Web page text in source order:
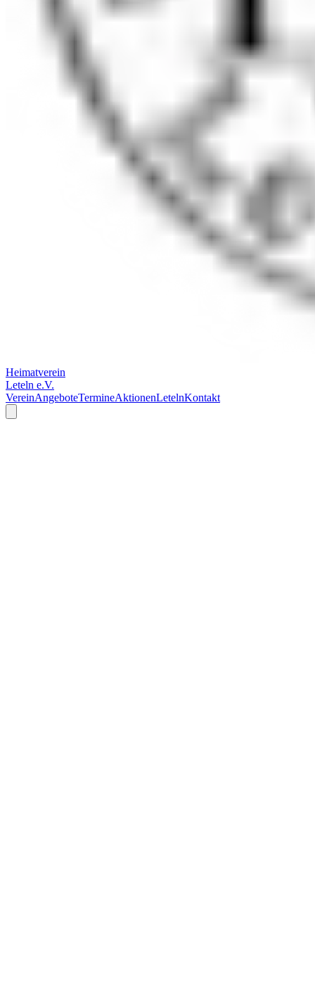
Heimatverein
Leteln e.V.
VereinAngeboteTermineAktionenLetelnKontakt